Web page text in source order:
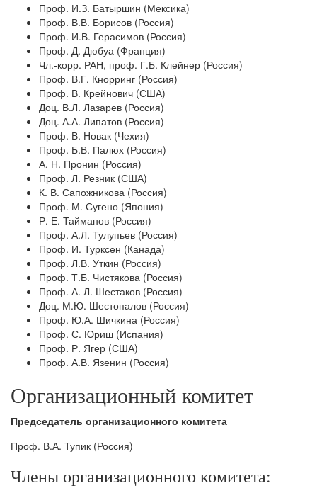
Проф. И.З. Батыршин (Мексика)
Проф. В.В. Борисов (Россия)
Проф. И.В. Герасимов (Россия)
Проф. Д. Дюбуа (Франция)
Чл.-корр. РАН, проф. Г.Б. Клейнер (Россия)
Проф. В.Г. Кнорринг (Россия)
Проф. В. Крейнович (США)
Доц. В.Л. Лазарев (Россия)
Доц. А.А. Липатов (Россия)
Проф. В. Новак (Чехия)
Проф. Б.В. Палюх (Россия)
А. Н. Пронин (Россия)
Проф. Л. Резник (США)
К. В. Сапожникова (Россия)
Проф. М. Сугено (Япония)
Р. Е. Тайманов (Россия)
Проф. А.Л. Тулупьев (Россия)
Проф. И. Турксен (Канада)
Проф. Л.В. Уткин (Россия)
Проф. Т.Б. Чистякова (Россия)
Проф. А. Л. Шестаков (Россия)
Доц. М.Ю. Шестопалов (Россия)
Проф. Ю.А. Шичкина (Россия)
Проф. С. Юриш (Испания)
Проф. Р. Ягер (США)
Проф. А.В. Язенин (Россия)
Организационный комитет
Председатель организационного комитета
Проф. В.А. Тупик (Россия)
Члены организационного комитета: